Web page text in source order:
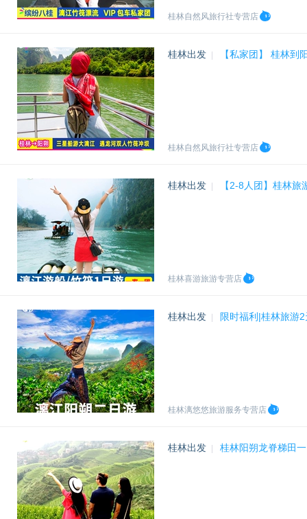
桂林自然风旅行社专营店
桂林出发 【私家团】 桂林到
桂林自然风旅行社专营店
桂林出发 【2-8人团】桂林
桂林喜游旅游专营店
桂林出发 限时福利|桂林旅游
桂林漓悠悠旅游服务专营店
桂林出发 桂林阳朔龙脊梯田